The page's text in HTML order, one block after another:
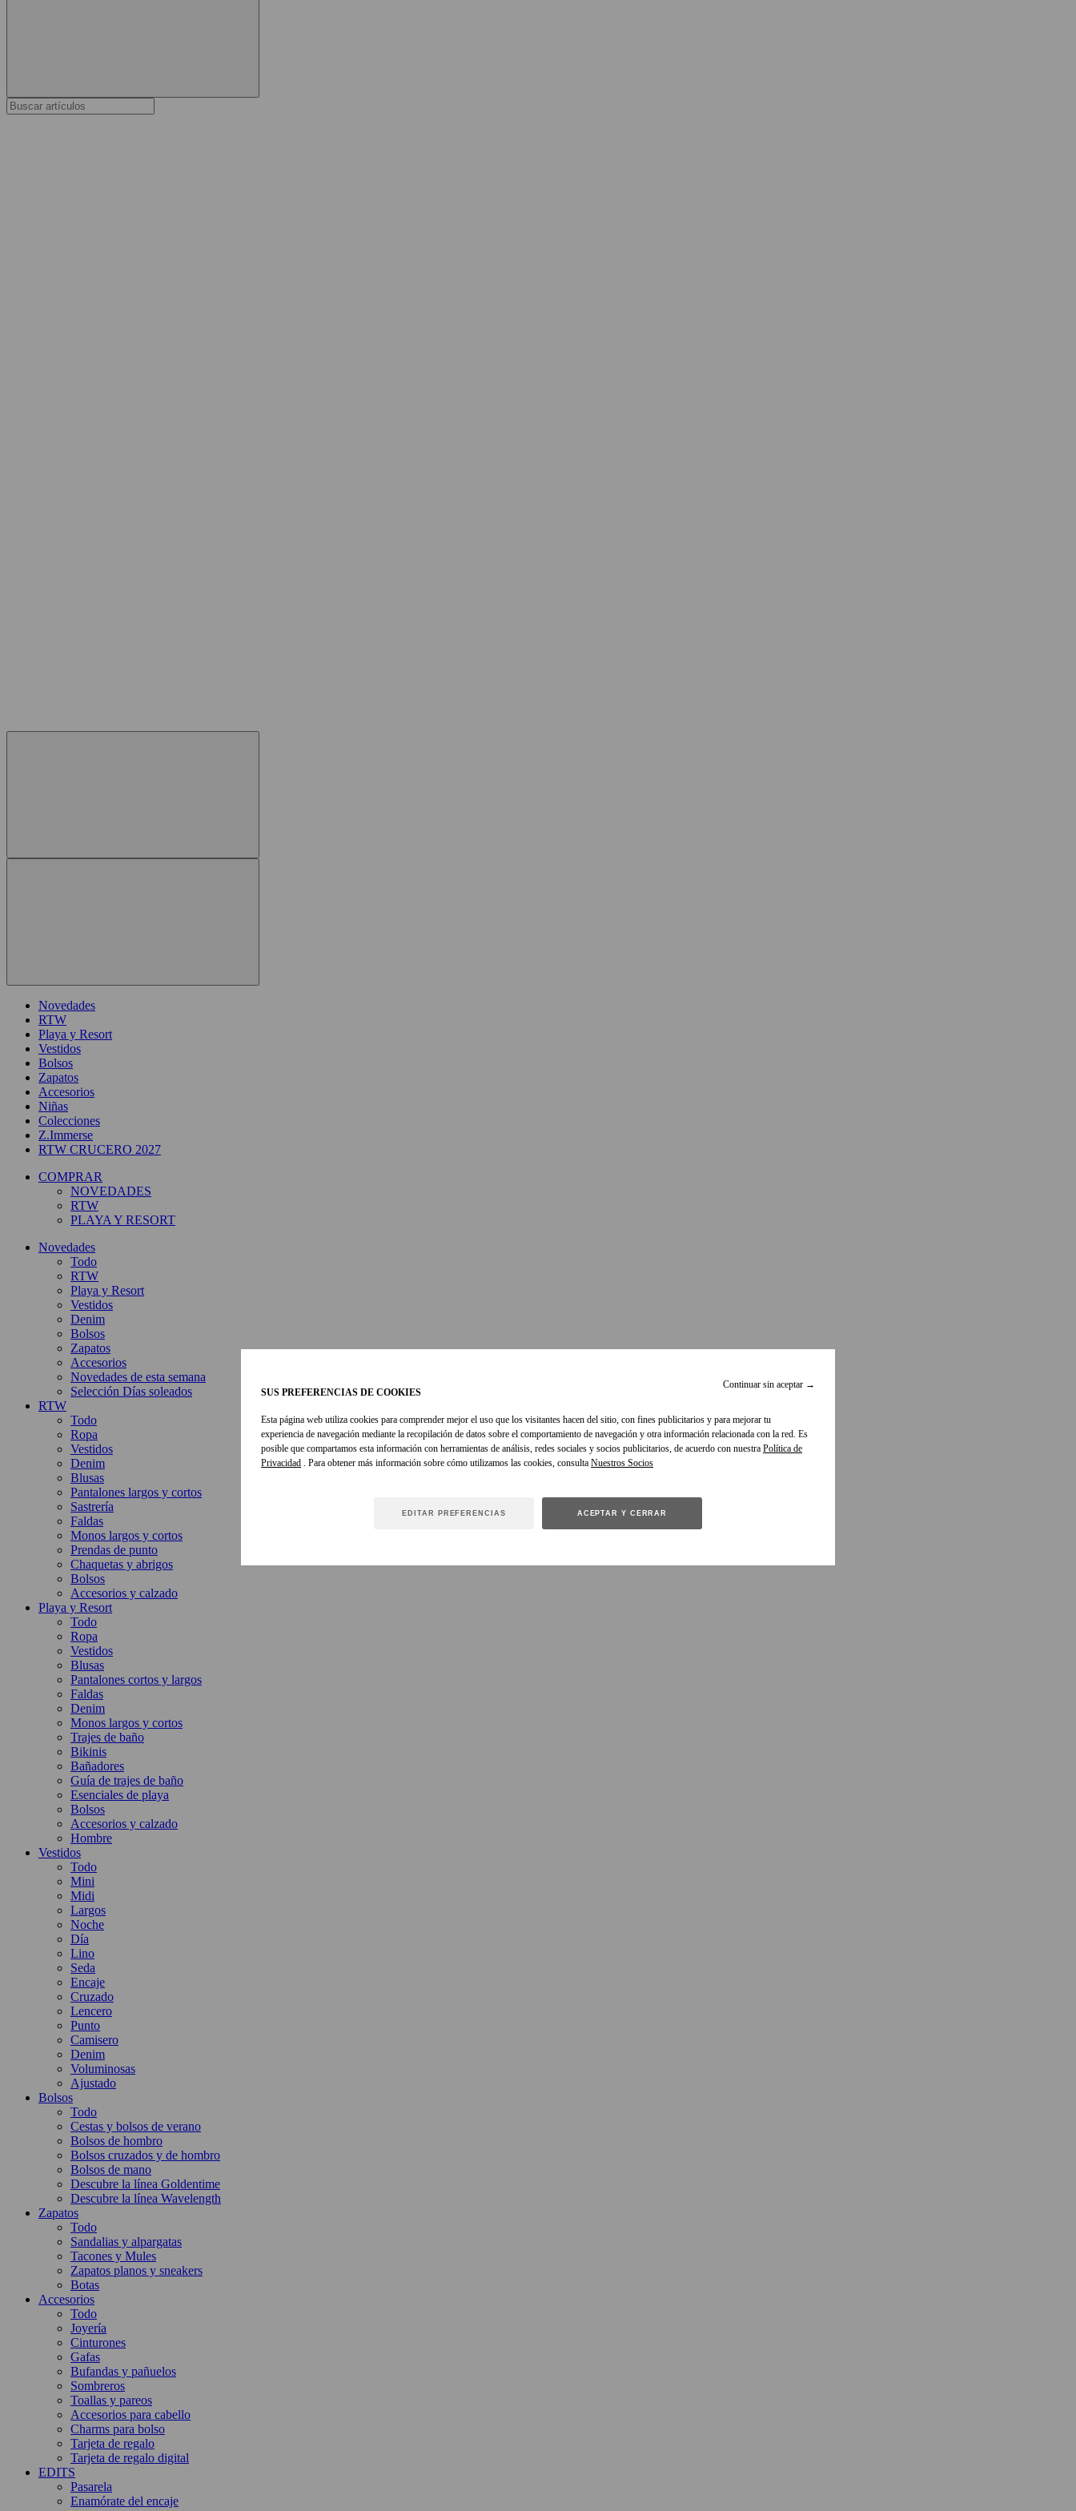
Continuar sin aceptar →
SUS PREFERENCIAS DE COOKIES
Esta página web utiliza cookies para comprender mejor el uso que los visitantes hacen del sitio, con fines publicitarios y para mejorar tu
experiencia de navegación mediante la recopilación de datos sobre el comportamiento de navegación y otra información relacionada con la red. Es
posible que compartamos esta información con herramientas de análisis, redes sociales y socios publicitarios, de acuerdo con nuestra Política de
Privacidad . Para obtener más información sobre cómo utilizamos las cookies, consulta
EDITAR PREFERENCIAS ACEPTAR Y CERRAR
Novedades
RTW
Playa y Resort
Vestidos
Bolsos
Zapatos
Accesorios
Niñas
Colecciones
Z.Immerse
RTW CRUCERO 2027
COMPRAR
NOVEDADES
RTW
PLAYA Y RESORT
Novedades
Todo
RTW
Playa y Resort
Vestidos
Denim
Bolsos
Zapatos
Accesorios
Novedades de esta semana
Selección Días soleados
RTW
Todo
Ropa
Vestidos
Denim
Blusas
Pantalones largos y cortos
Sastrería
Faldas
Monos largos y cortos
Prendas de punto
Chaquetas y abrigos
Bolsos
Accesorios y calzado
Playa y Resort
Todo
Ropa
Vestidos
Blusas
Pantalones cortos y largos
Faldas
Denim
Monos largos y cortos
Trajes de baño
Bikinis
Bañadores
Guía de trajes de baño
Esenciales de playa
Bolsos
Accesorios y calzado
Hombre
Vestidos
Todo
Mini
Midi
Largos
Noche
Día
Lino
Seda
Encaje
Cruzado
Lencero
Punto
Camisero
Denim
Voluminosas
Ajustado
Bolsos
Todo
Cestas y bolsos de verano
Bolsos de hombro
Bolsos cruzados y de hombro
Bolsos de mano
Descubre la línea Goldentime
Descubre la línea Wavelength
Zapatos
Todo
Sandalias y alpargatas
Tacones y Mules
Zapatos planos y sneakers
Botas
Accesorios
Todo
Joyería
Cinturones
Gafas
Bufandas y pañuelos
Sombreros
Toallas y pareos
Accesorios para cabello
Charms para bolso
Tarjeta de regalo
Tarjeta de regalo digital
EDITS
Pasarela
Enamórate del encaje